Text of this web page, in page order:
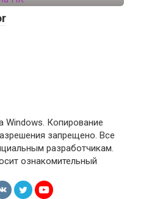
Windows. Копирование
запрещено. Все
разработчикам.
ознакомительный